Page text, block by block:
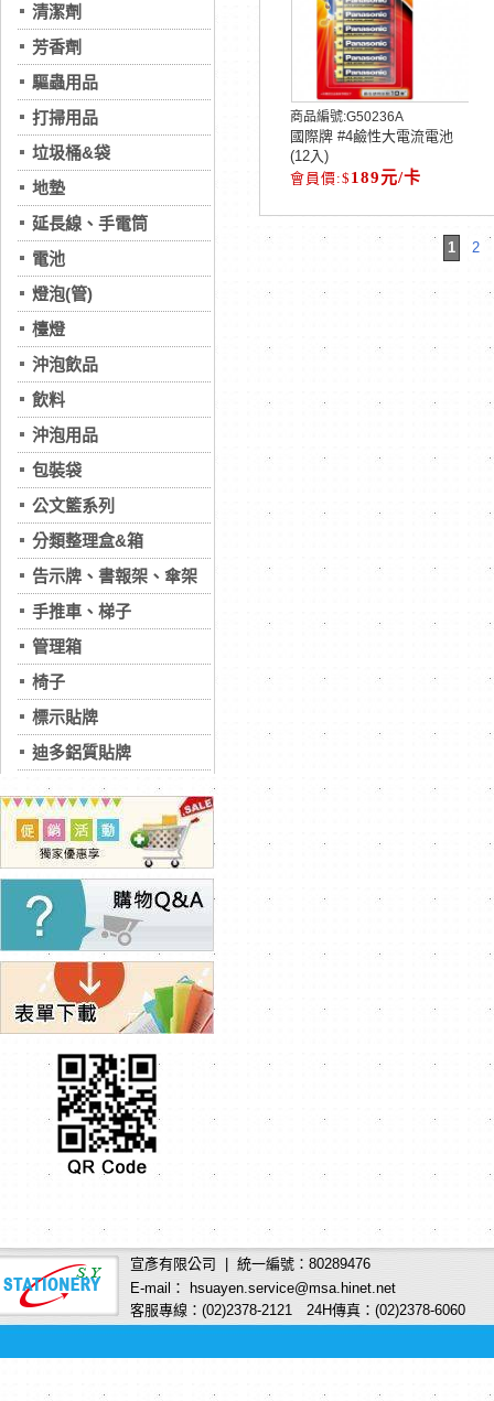
清潔劑
芳香劑
驅蟲用品
打掃用品
垃圾桶&袋
地墊
延長線、手電筒
電池
燈泡(管)
檯燈
沖泡飲品
飲料
沖泡用品
包裝袋
公文籃系列
分類整理盒&箱
告示牌、書報架、傘架
手推車、梯子
管理箱
椅子
標示貼牌
迪多鋁質貼牌
商品編號:G50236A
國際牌 #4鹼性大電流電池
(12入)
189元/卡
1 2
宣彥有限公司 | 統一編號：80289476
E-mail： hsuayen.service@msa.hinet.net
客服專線：(02)2378-2121 24H傳真：(02)2378-6060